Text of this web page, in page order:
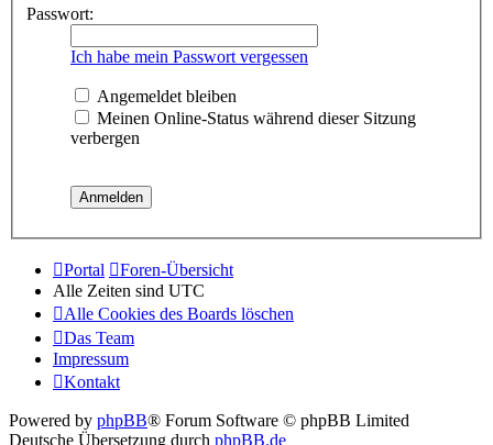
Passwort:
Ich habe mein Passwort vergessen
Angemeldet bleiben
Meinen Online-Status während dieser Sitzung
verbergen
Portal
Foren-Übersicht
Alle Zeiten sind UTC
Alle Cookies des Boards löschen
Das Team
Impressum
Kontakt
Powered by phpBB® Forum Software © phpBB Limited
Deutsche Übersetzung durch phpBB.de